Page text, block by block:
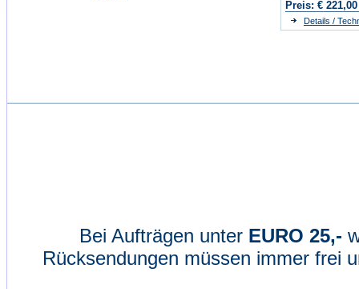
Preis: € 221,00
Details /
Bei Aufträgen unter EURO 25,-
Rücksendungen müssen immer frei